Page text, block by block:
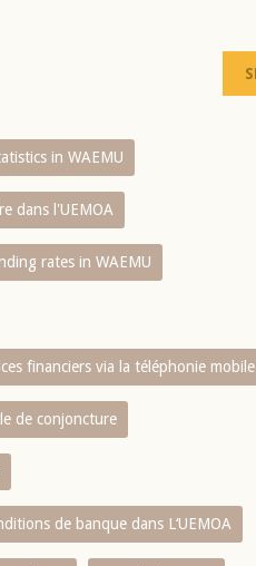
in WAEMU
dans l'UEMOA
rates in WAEMU
financiers via la téléphonie mobile
de conjoncture
de banque dans L‘UEMOA